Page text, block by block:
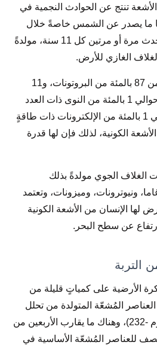
تنتج عن الحوادث النجمية في
ما يصدر عن الشمس خاصةً خلال
التوهُّجات الشمسية التي تحدث مرة أو مرتين كل 11 سنة، مولدةً
الغازي للأرض.
تتكون هذه الأشعة الكونية من 87 بالمئة من البروتونات، و11
بالمئة من جسيمات ألفا، وحوالي 1 بالمئة من النوى ذات العدد
الذري ما بين 4 و26، وحوالي 1 بالمئة من الإلكترونات ذات طاقةٍ
الكونية، لذلك فإن لها قدرة
الغلاف الجوي مولدةً بذلك
ونيوترونات، وميزونات، وتعتمد
لها الإنسان من الأشعة الكونية
عن سطح البحر.
التربة
الأرضية على كمياتٍ قليلة من
وسلسلتا العناصر المُشعّة المتولدة من تحلل
(اليورانيوم -238)، و(الثوريوم -232)، وهناك ما يقارب الأربعين من
للعناصر المُشعّة الأساسية في